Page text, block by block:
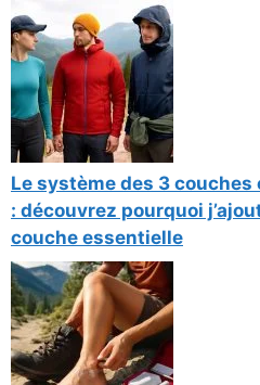
Le système des 3
: découvrez pourquoi
couche essentielle